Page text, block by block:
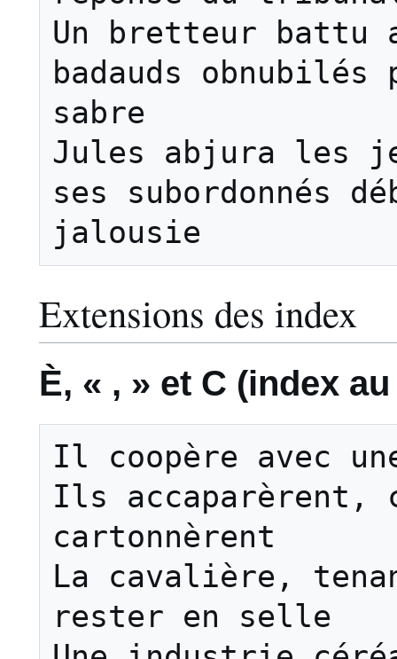
Un bretteur battu
badauds obnubilés
sabre
Jules abjura les
ses subordonnés
Extensions des index
È, « , » et C (index
Il coopère avec
Ils accaparèrent,
cartonnèrent
La cavalière,
rester en selle